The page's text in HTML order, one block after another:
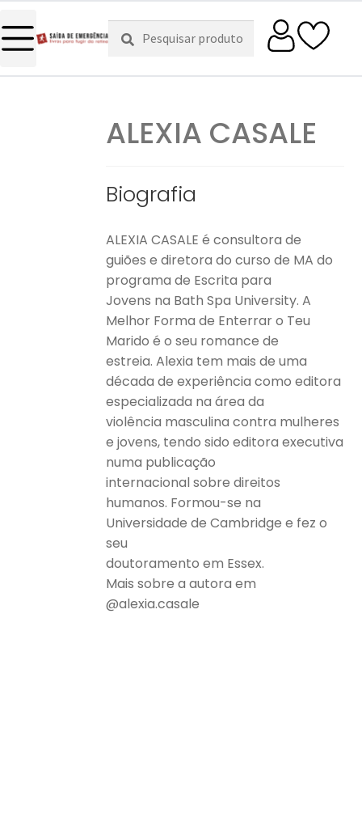
Pesquisar
por:
Pesquisa
ALEXIA CASALE
Biografia
ALEXIA CASALE é consultora de
guiões e diretora do curso de MA do
programa de Escrita para
Jovens na Bath Spa University. A
Melhor Forma de Enterrar o Teu
Marido é o seu romance de
estreia. Alexia tem mais de uma
década de experiência como editora
especializada na área da
violência masculina contra mulheres
e jovens, tendo sido editora executiva
numa publicação
internacional sobre direitos
humanos. Formou-se na
Universidade de Cambridge e fez o
seu
doutoramento em Essex.
Mais sobre a autora em
@alexia.casale